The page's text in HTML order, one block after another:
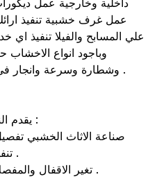
داخلية وخارجية عمل
عمل غرف خشبية تنفيذ
علي المسابح والفيلا تنفيذ اي
وباجود انواع الاخشاب
وشطارة وسرعة وانجار في تنفيذ اكبر عدد من قطع الاثاث .
يقدم النجار جميع الاعمال الخشبية منها :
تنفيذ دواليب وخزائن ودريسنج روم .
2- تغير الاقفال والمفصلات تركيب الابواب والشبابيك .